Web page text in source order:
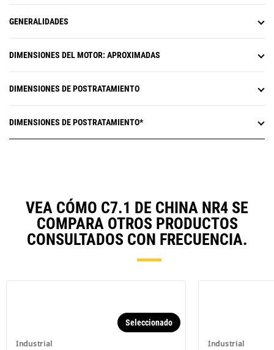
GENERALIDADES
DIMENSIONES DEL MOTOR: APROXIMADAS
DIMENSIONES DE POSTRATAMIENTO
DIMENSIONES DE POSTRATAMIENTO*
VEA CÓMO C7.1 DE CHINA NR4 SE
COMPARA OTROS PRODUCTOS
CONSULTADOS CON FRECUENCIA.
Industrial
Seleccionado
Industrial